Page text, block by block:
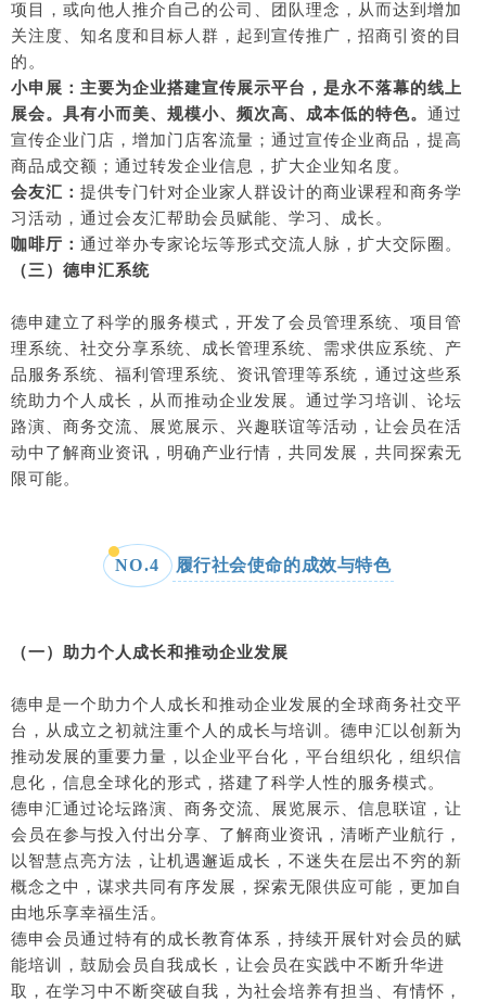
项目，或向他人推介自己的公司、团队理念，从而达到增加
关注度、知名度和目标人群，起到宣传推广，招商引资的目
的。
小申展：主要为企业搭建宣传展示平台，是永不落幕的线上
展会。 具有小而美、规模小、频次高、成本低的特色。 通过
宣传企业门店，增加门店客流量；通过宣传企业商品，提高
商品成交额；通过转发企业信息，扩大企业知名度。
会友汇： 提供专门针对企业家人群设计的商业课程和商务学
习活动，通过会友汇帮助会员赋能、学习、成长。
咖啡厅： 通过举办专家论坛等形式交流人脉，扩大交际圈。
（三）德申汇系统
德申建立了科学的服务模式，开发了会员管理系统、项目管
理系统、社交分享系统、成长管理系统、需求供应系统、产
品服务系统、福利管理系统、资讯管理等系统，通过这些系
统助力个人成长，从而推动企业发展。通过学习培训、论坛
路演、商务交流、展览展示、兴趣联谊等活动，让会员在活
动中了解商业资讯，明确产业行情，共同发展，共同探索无
限可能。
NO.4 履行社会使命的成效与特色
（一）助力个人成长和推动企业发展
德申是一个助力个人成长和推动企业发展的全球商务社交平
台，从成立之初就注重个人的成长与培训。德申汇以创新为
推动发展的重要力量，以企业平台化，平台组织化，组织信
息化，信息全球化的形式，搭建了科学人性的服务模式。
德申汇通过论坛路演、商务交流、展览展示、信息联谊，让
会员在参与投入付出分享、了解商业资讯，清晰产业航行，
以智慧点亮方法，让机遇邂逅成长，不迷失在层出不穷的新
概念之中，谋求共同有序发展，探索无限供应可能，更加自
由地乐享幸福生活。
德申会员通过特有的成长教育体系，持续开展针对会员的赋
能培训，鼓励会员自我成长，让会员在实践中不断升华进
取，在学习中不断突破自我，为社会培养有担当、有情怀，